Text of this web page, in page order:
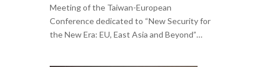
Meeting of the Taiwan-European
Conference dedicated to “New Security for
the New Era: EU, East Asia and Beyond”…